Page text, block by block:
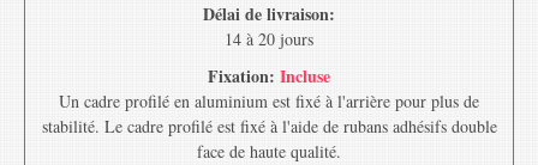
Délai de livraison:
14 à 20 jours
Fixation: Incluse
Un cadre profilé en aluminium est fixé à l'arrière pour plus de
stabilité. Le cadre profilé est fixé à l'aide de rubans adhésifs double
face de haute qualité.